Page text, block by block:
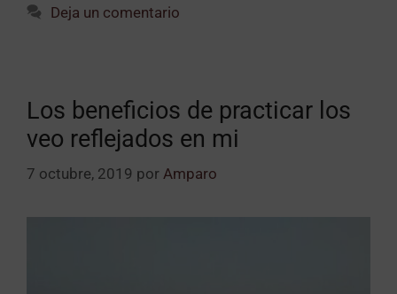
Deja un comentario
Los beneficios de practicar los
veo reflejados en mi
7 octubre, 2019 por Amparo